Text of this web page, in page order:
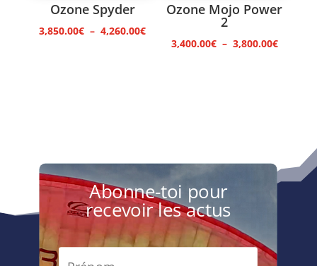
Ozone Spyder
3,850.00€ – 4,260.00€Plage
Ozone Mojo Power
2
3,400.00€ – 3,800.00€Plage
Abonne-toi pour
recevoir les actus